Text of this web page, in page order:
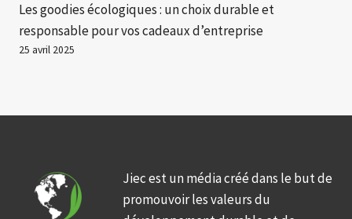
Les goodies écologiques : un choix durable et
responsable pour vos cadeaux d’entreprise
25 avril 2025
Jiec est un média créé dans le but de
promouvoir les valeurs du